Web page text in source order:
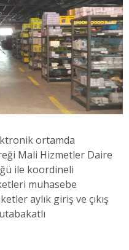
ortamda
Mali Hizmetler Daire
ile koordineli
muhasebe
aylık giriş ve çıkış